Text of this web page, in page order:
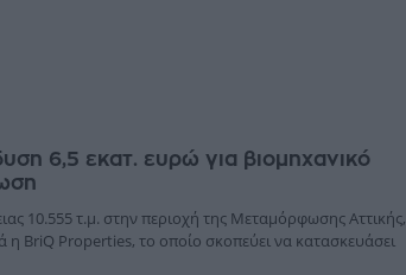
6,5 εκατ. ευρώ για βιομηχανικό
10.555 τ.μ. στην περιοχή της Μεταμόρφωσης Αττικής,
BriQ Properties, το οποίο σκοπεύει να κατασκευάσει